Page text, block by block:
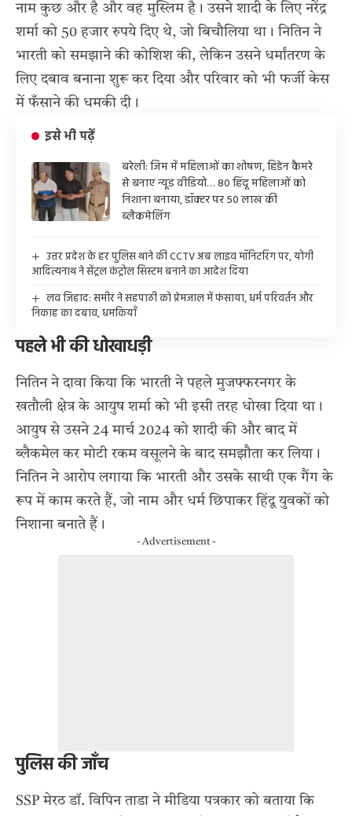
नाम कुछ और है और वह मुस्लिम है। उसने शादी के लिए नरेंद्र
शर्मा को 50 हजार रुपये दिए थे, जो बिचौलिया था। नितिन ने
भारती को समझाने की कोशिश की, लेकिन उसने धर्मांतरण के
लिए दबाव बनाना शुरू कर दिया और परिवार को भी फर्जी केस
में फँसाने की धमकी दी।
इसे भी पढ़ें
बरेली: जिम में महिलाओं का शोषण, हिडेन कैमरे
से बनाए न्यूड वीडियो… 80 हिंदू महिलाओं को
निशाना बनाया, डॉक्टर पर 50 लाख की
ब्लैकमेलिंग
उत्तर प्रदेश के हर पुलिस थाने की CCTV अब लाइव मॉनिटरिंग पर, योगी
आदित्यनाथ ने सेंट्रल कंट्रोल सिस्टम बनाने का आदेश दिया
लव जिहाद: समीर ने सहपाठी को प्रेमजाल में फंसाया, धर्म परिवर्तन और
निकाह का दबाव, धमकियाँ
पहले भी की धोखाधड़ी
नितिन ने दावा किया कि भारती ने पहले मुजफ्फरनगर के
खतौली क्षेत्र के आयुष शर्मा को भी इसी तरह धोखा दिया था।
आयुष से उसने 24 मार्च 2024 को शादी की और बाद में
ब्लैकमेल कर मोटी रकम वसूलने के बाद समझौता कर लिया।
नितिन ने आरोप लगाया कि भारती और उसके साथी एक गैंग के
रूप में काम करते हैं, जो नाम और धर्म छिपाकर हिंदू युवकों को
निशाना बनाते हैं।
- Advertisement -
पुलिस की जाँच
SSP मेरठ डॉ. विपिन ताडा ने मीडिया पत्रकार को बताया कि